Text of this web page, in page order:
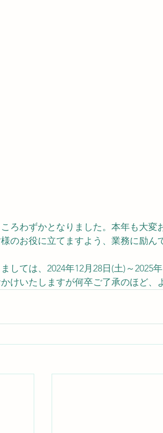
ろわずかとなりました。本年も大
のお役に立てますよう、業務に励ん
しては、2024年12月28日(土)～2025
けいたしますが何卒ご了承のほど、